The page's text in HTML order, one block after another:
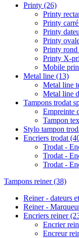
Printy (26)
Printy
Printy carré
Printy
Printy
Printy rond
Printy X-
Mobile
Metal line (13)
Metal line
Metal line
Tampons trodat
Empreinte
Tampon
Stylo tampon
Encriers trodat
Trodat -
Trodat -
Trodat -
Tampons reiner (38)
Reiner - dateurs
Reiner -
Encriers reiner
Encrier
Encreur